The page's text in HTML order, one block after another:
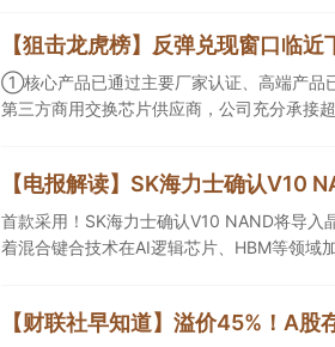
①核心产品已通过主要厂家认证、高端产品
第三方商用交换芯片供应商，公司充分承接
首款采用！SK海力士确认V10 NAND将导入
着混合键合技术在AI逻辑芯片、HBM等领域